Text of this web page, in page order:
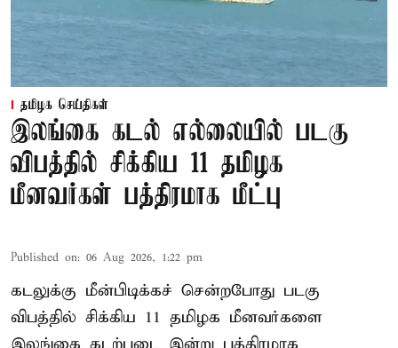
தமிழக செய்திகள்
இலங்கை கடல் எல்லையில் படகு
விபத்தில் சிக்கிய 11 தமிழக
மீனவர்கள் பத்திரமாக மீட்பு
Published on: 06 Aug 2026, 1:22 pm
கடலுக்கு மீன்பிடிக்கச் சென்றபோது படகு
விபத்தில் சிக்கிய 11 தமிழக மீனவர்களை
இலங்கை கடற்படை இன்று பத்திரமாக